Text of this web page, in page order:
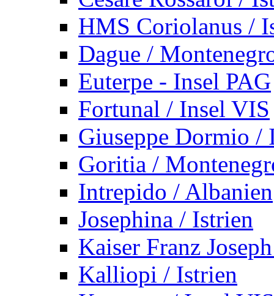
HMS Coriolanus /
Dague /
Euterpe - Insel PAG
Fortunal / Insel VIS
Giuseppe Dormio /
Goritia /
Intrepido / Albanien
Josephina / Istrien
Kaiser Franz
Kalliopi / Istrien